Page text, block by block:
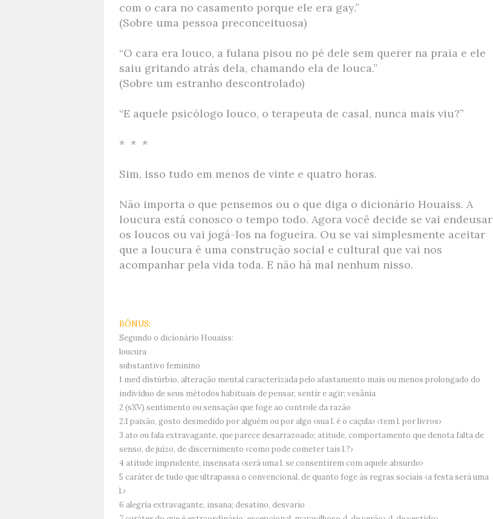
com o cara no casamento porque ele era gay.”
(Sobre uma pessoa preconceituosa)
“O cara era louco, a fulana pisou no pé dele sem querer na praia e ele
saiu gritando atrás dela, chamando ela de louca.”
(Sobre um estranho descontrolado)
“E aquele psicólogo louco, o terapeuta de casal, nunca mais viu?”
* * *
Sim, isso tudo em menos de vinte e quatro horas.
Não importa o que pensemos ou o que diga o dicionário Houaiss. A
loucura está conosco o tempo todo. Agora você decide se vai endeusar
os loucos ou vai jogá-los na fogueira. Ou se vai simplesmente aceitar
que a loucura é uma construção social e cultural que vai nos
acompanhar pela vida toda. E não há mal nenhum nisso.
BÔNUS:
Segundo o dicionário Houaiss:
loucura
substantivo feminino
1 med distúrbio, alteração mental caracterizada pelo afastamento mais ou menos prolongado do
indivíduo de seus métodos habituais de pensar, sentir e agir; vesânia
2 (sXV) sentimento ou sensação que foge ao controle da razão
2.1 paixão, gosto desmedido por alguém ou por algo ‹sua l. é o caçula› ‹tem l. por livros›
3 ato ou fala extravagante, que parece desarrazoado; atitude, comportamento que denota falta de
senso, de juízo, de discernimento ‹como pode cometer tais l.?›
4 atitude imprudente, insensata ‹será uma l. se consentirem com aquele absurdo›
5 caráter de tudo que ultrapassa o convencional, de quanto foge às regras sociais ‹a festa será uma
l.›
6 alegria extravagante, insana; desatino, desvario